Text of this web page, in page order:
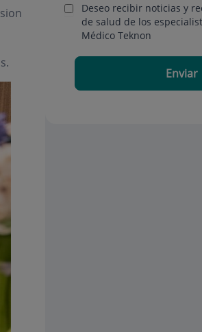
Deseo recibir noticias y
de salud de los
Médico Teknon
Enviar